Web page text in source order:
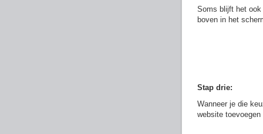
Soms blijft het ook
boven in het
Stap drie:
Wanneer je die
website